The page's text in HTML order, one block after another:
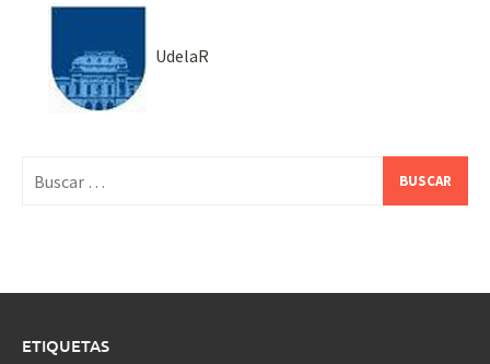
UdelaR
ETIQUETAS